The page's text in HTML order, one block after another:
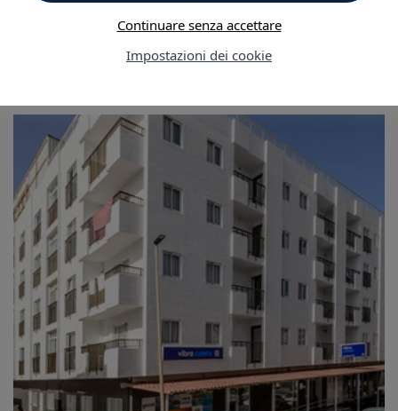
Impostazioni dei cookie
Continuare senza accettare